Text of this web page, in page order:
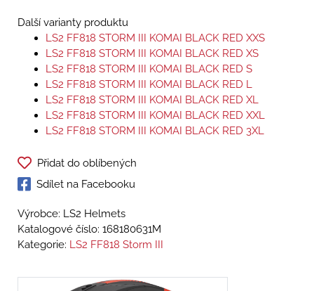
Další varianty produktu
LS2 FF818 STORM III KOMAI BLACK RED XXS
LS2 FF818 STORM III KOMAI BLACK RED XS
LS2 FF818 STORM III KOMAI BLACK RED S
LS2 FF818 STORM III KOMAI BLACK RED L
LS2 FF818 STORM III KOMAI BLACK RED XL
LS2 FF818 STORM III KOMAI BLACK RED XXL
LS2 FF818 STORM III KOMAI BLACK RED 3XL
Přidat do oblíbených
Sdílet na Facebooku
Výrobce: LS2 Helmets
Katalogové číslo: 168180631M
Kategorie: LS2 FF818 Storm III